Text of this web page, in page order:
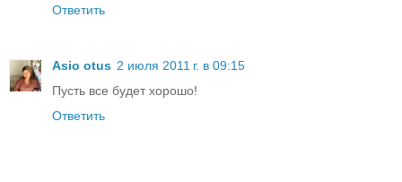
Ответить
Asio otus 2 июля 2011 г. в 09:15
Пусть все будет хорошо!
Ответить